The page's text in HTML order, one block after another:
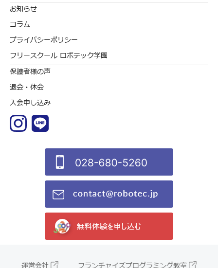
お知らせ
コラム
プライバシーポリシー
フリースクール ロボテック学園
保護者様の声
退会・休会
入会申し込み
運営会社 フランチャイズプログラミング教室